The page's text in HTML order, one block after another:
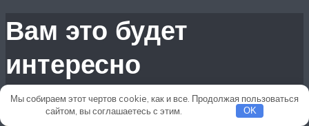
Вам это будет
интересно
Мы собираем этот чертов cookie, как и все. Продолжая пользоваться
сайтом, вы соглашаетесь с этим.
OK